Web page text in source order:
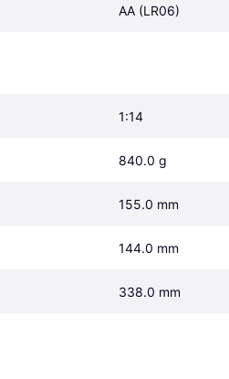
AA (LR06)
1:14
840.0 g
155.0 mm
144.0 mm
338.0 mm